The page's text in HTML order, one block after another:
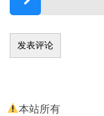
本站所有